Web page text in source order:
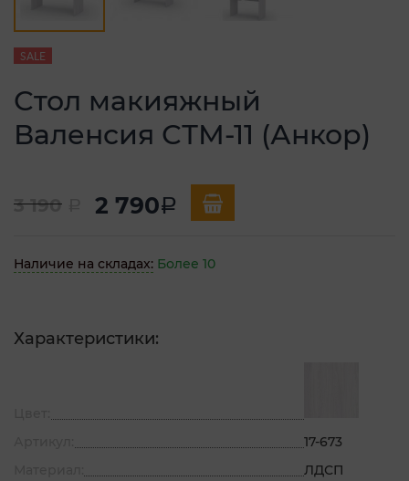
SALE
Стол макияжный
Валенсия СТМ-11 (Анкор)
3 190 2 790a
Наличие на складах: Более 10
Характеристики:
17-673
ЛДСП